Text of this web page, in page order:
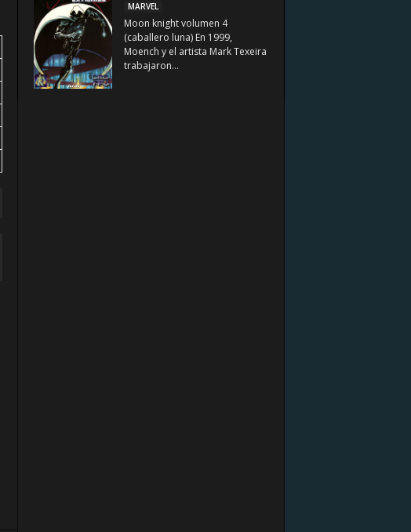
MARVEL
Moon knight volumen 4
(caballero luna) En 1999,
Moench y el artista Mark Texeira
trabajaron...